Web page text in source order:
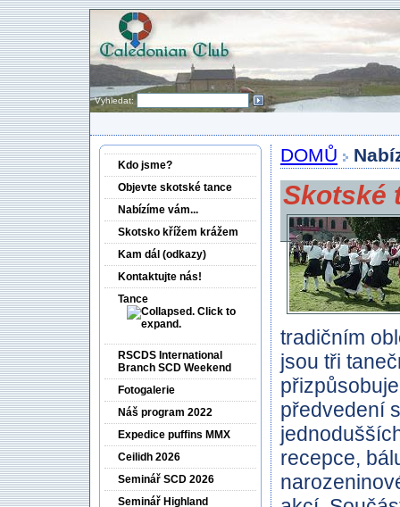
Vyhledat:
Kdo jsme?
Objevte skotské tance
Nabí­zíme vám...
Skotsko křížem krážem
Kam dál (odkazy)
Kontaktujte nás!
Tance
RSCDS International
Branch SCD Weekend
Fotogalerie
Náš program 2022
Expedice puffins MMX
Ceilidh 2026
Seminář SCD 2026
Seminář Highland
DOMŮ
Skotské
tradičním
jsou tři
předvedení
recepce,